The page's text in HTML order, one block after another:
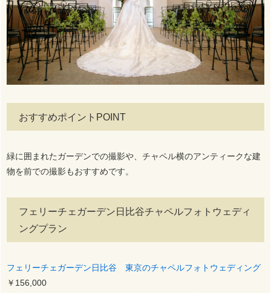
おすすめポイントPOINT
緑に囲まれたガーデンでの撮影や、チャペル横のアンティークな建
物を前での撮影もおすすめです。
フェリーチェガーデン日比谷チャペルフォトウェディ
ングプラン
フェリーチェガーデン日比谷 東京のチャペルフォトウェディング
￥156,000